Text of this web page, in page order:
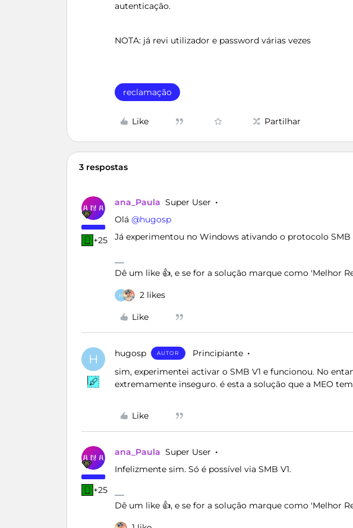
autenticação.
NOTA: já revi utilizador e password várias vezes
reclamação
Like Partilhar
3 respostas
+25
ana_Paula Super User
Olá ​ @hugosp
Já experimentou no Windows ativando o protocolo SMB
Dê um like 👍, e se for a solução marque como 'Melhor
H 2 likes
Like
H hugosp AUTOR Principiante
sim, experimentei activar o SMB V1 e funcionou. No
extremamente inseguro. é esta a solução que a MEO
Like
+25
ana_Paula Super User
Infelizmente sim. Só é possível via SMB V1.
Dê um like 👍, e se for a solução marque como 'Melhor